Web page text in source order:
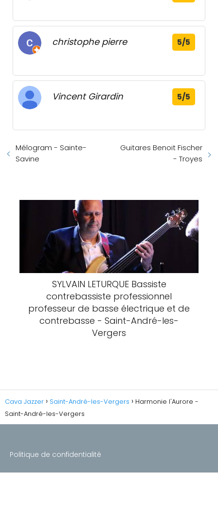
christophe pierre 5/5
Vincent Girardin 5/5
Mélogram - Sainte-
Savine
Guitares Benoit Fischer
- Troyes
SYLVAIN LETURQUE Bassiste
contrebassiste professionnel
professeur de basse électrique et de
contrebasse - Saint-André-les-
Vergers
Cava Jazzer Saint-André-les-Vergers
Harmonie l'Aurore -
Saint-André-les-Vergers
Politique de confidentialité